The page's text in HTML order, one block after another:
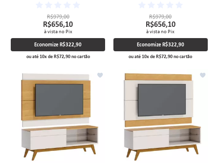
R$979,00
R$656,10
à vista no Pix
EconomizeR$322,90
ou até10xdeR$72,90no cartão
R$979,00
R$656,10
à vista no Pix
Economize R$322,90
ou até10xdeR$72,90no cartão